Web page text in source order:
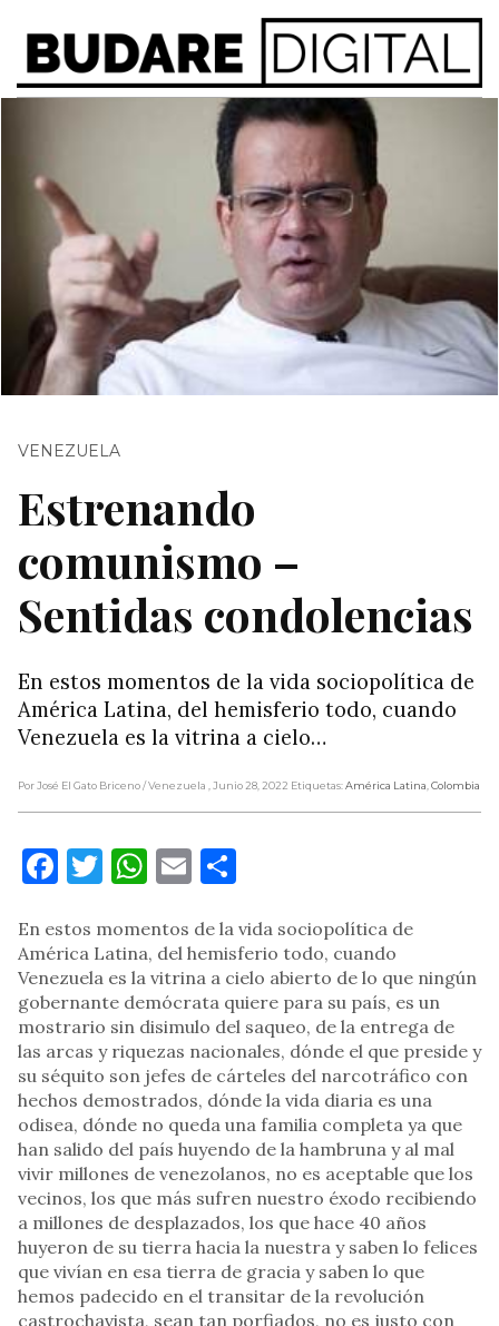
VENEZUELA
Estrenando
comunismo –
Sentidas condolencias
En estos momentos de la vida sociopolítica de
América Latina, del hemisferio todo, cuando
Venezuela es la vitrina a cielo…
Por José El Gato Briceno/ Venezuela , Junio 28, 2022 Etiquetas:América Latina,Colombia
Facebook
Twitter
WhatsApp
Email
En estos momentos de la vida sociopolítica de
América Latina, del hemisferio todo, cuando
Venezuela es la vitrina a cielo abierto de lo que ningún
gobernante demócrata quiere para su país, es un
mostrario sin disimulo del saqueo, de la entrega de
las arcas y riquezas nacionales, dónde el que preside y
su séquito son jefes de cárteles del narcotráfico con
hechos demostrados, dónde la vida diaria es una
odisea, dónde no queda una familia completa ya que
han salido del país huyendo de la hambruna y al mal
vivir millones de venezolanos, no es aceptable que los
vecinos, los que más sufren nuestro éxodo recibiendo
a millones de desplazados, los que hace 40 años
huyeron de su tierra hacia la nuestra y saben lo felices
que vivían en esa tierra de gracia y saben lo que
hemos padecido en el transitar de la revolución
castrochavista, sean tan porfiados, no es justo con